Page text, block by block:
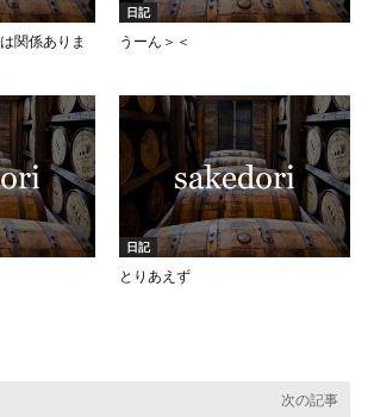
関係ありま
日記
うーん＞＜
日記
とりあえず
次の記事